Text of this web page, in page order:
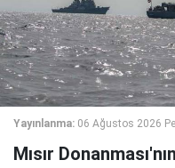
Yayınlanma: 06 Ağustos 2026
Mısır